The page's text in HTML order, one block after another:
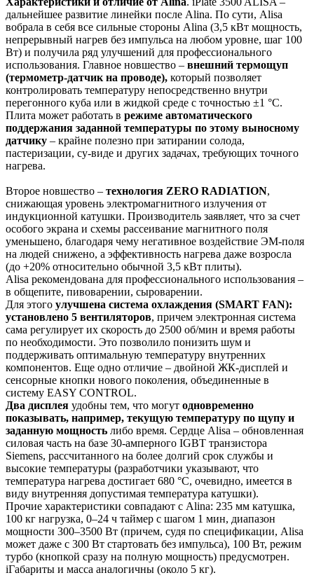
дальнейшее развитие линейки после Alina. По сути, Alisa
вобрала в себя все сильные стороны Alina (3,5 кВт мощность,
непрерывный нагрев без импульса на любом уровне, шаг 100
Вт) и получила ряд улучшений для профессионального
использования​. Главное новшество – внешний термощуп
(термометр-датчик на проводе), который позволяет
контролировать температуру непосредственно внутри
перегонного куба или в жидкой среде с точностью ±1 °C.
Плита может работать в режиме автоматического
поддержания заданной температуры по этому выносному
датчику – крайне полезно при затирании солода,
пастеризации, су-виде и других задачах, требующих точного
нагрева.
Второе новшество – технология ZERO RADIATION,
снижающая уровень электромагнитного излучения от
индукционной катушки​. Производитель заявляет, что за счет
особого экрана и схемы рассеивание магнитного поля
уменьшено, благодаря чему негативное воздействие ЭМ-поля
на людей снижено, а эффективность нагрева даже возросла
(до +20% относительно обычной 3,5 кВт плиты)​.
Alisa рекомендована для профессионального использования –
в общепите, пивоварении, сыроварении​.
Для этого улучшена система охлаждения (SMART FAN):
установлено 5 вентиляторов, причем электронная система
сама регулирует их скорость до 2500 об/мин и время работы
по необходимости​. Это позволило понизить шум и
поддерживать оптимальную температуру внутренних
компонентов. Еще одно отличие – двойной ЖК-дисплей и
сенсорные кнопки нового поколения, объединенные в
систему EASY CONTROL.​
Два дисплея удобны тем, что могут одновременно
показывать, например, текущую температуру по щупу и
заданную мощность либо время. Сердце Alisa – обновленная
силовая часть на базе 30-амперного IGBT транзистора
Siemens, рассчитанного на более долгий срок службы и
высокие температуры (разработчики указывают, что
температура нагрева достигает 680 °C, очевидно, имеется в
виду внутренняя допустимая температура катушки)​.
Прочие характеристики совпадают с Alina: 235 мм катушка,
100 кг нагрузка, 0–24 ч таймер с шагом 1 мин, диапазон
мощности 300–3500 Вт (причем, судя по спецификации, Alisa
может даже с 300 Вт стартовать без импульса)​, 100 Вт, режим
турбо (кнопкой сразу на полную мощность) предусмотрен​.
iГабариты и масса аналогичны (около 5 кг).